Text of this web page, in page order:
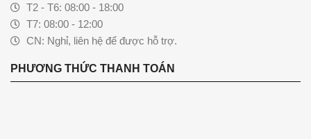
T2 - T6: 08:00 - 18:00
T7: 08:00 - 12:00
CN: Nghỉ, liên hệ để được hỗ trợ.
PHƯƠNG THỨC THANH TOÁN